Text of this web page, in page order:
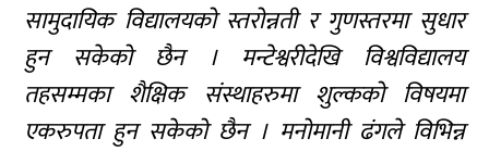
सामुदायिक विद्यालयको स्तरोन्नती र गुणस्तरमा सुधार
हुन सकेको छैन । मन्टेश्वरीदेखि विश्वविद्यालय
तहसम्मका शैक्षिक संस्थाहरुमा शुल्कको विषयमा
एकरुपता हुन सकेको छैन । मनोमानी ढंगले विभिन्न